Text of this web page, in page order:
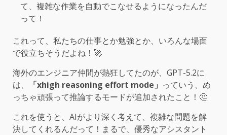
て、複雑な作業を自動でこなせるようになったんだ
って！
これって、私たちの仕事とか勉強とか、いろんな場面
で役立ちそうだよね！🚀
海外のエンジニア仲間が熱狂してたのが、GPT-5.2に
は、
「xhigh reasoning effort mode」 っていう、め
っちゃ頑張って推論するモードが追加されたこと！🤔
これを使うと、AIがより深く考えて、複雑な問題を解
決してくれるんだって！まるで、優秀なアシスタント